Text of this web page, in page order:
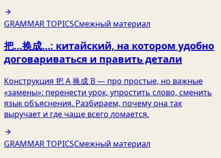
GRAMMAR TOPICSСмежный материал
把…换成…: китайский, на котором удобно
договариваться и править детали
Конструкция 把 A 换成 B — про простые, но важные
«замены»: перенести урок, упростить слово, сменить
язык объяснения. Разбираем, почему она так
выручает и где чаще всего ломается.
GRAMMAR TOPICSСмежный материал